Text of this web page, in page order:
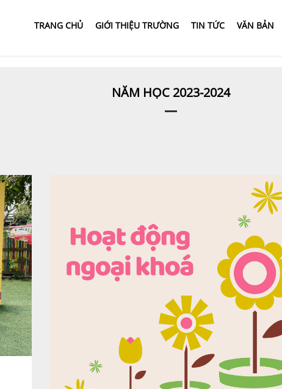
TRANG CHỦ GIỚI THIỆU TRƯỜNG TIN TỨC VĂN BẢN
NĂM HỌC 2023-2024